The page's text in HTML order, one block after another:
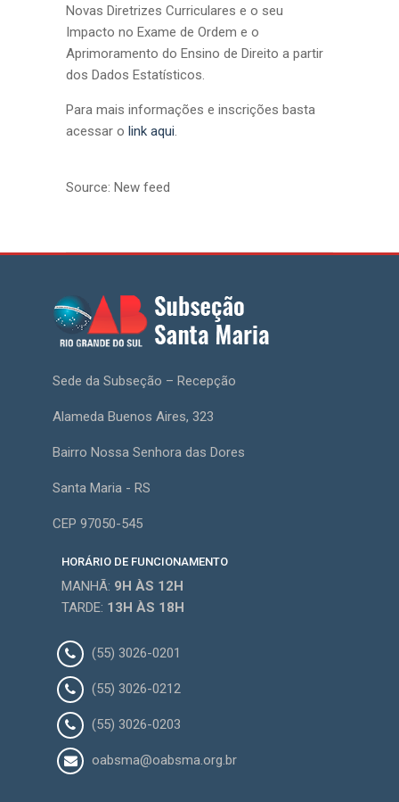
Novas Diretrizes Curriculares e o seu
Impacto no Exame de Ordem e o
Aprimoramento do Ensino de Direito a partir
dos Dados Estatísticos.
Para mais informações e inscrições basta
acessar o link aqui.
Source: New feed
Sede da Subseção – Recepção
Alameda Buenos Aires, 323
Bairro Nossa Senhora das Dores
Santa Maria - RS
CEP 97050-545
HORÁRIO DE FUNCIONAMENTO
MANHÃ: 9H ÀS 12H
TARDE: 13H ÀS 18H
(55) 3026-0201
(55) 3026-0212
(55) 3026-0203
oabsma@oabsma.org.br